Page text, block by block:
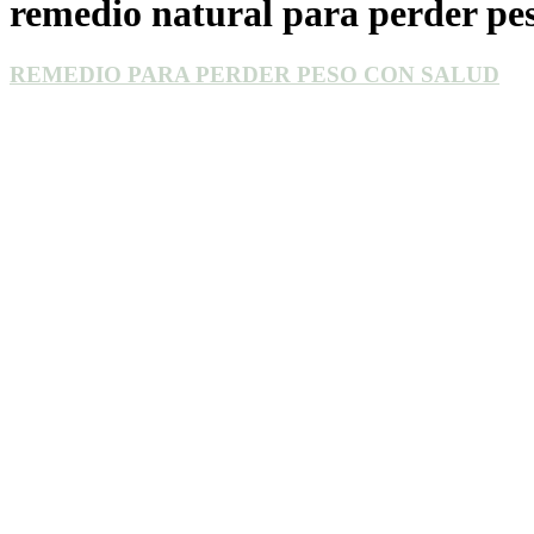
remedio natural para perder
REMEDIO PARA PERDER PESO CON SALUD